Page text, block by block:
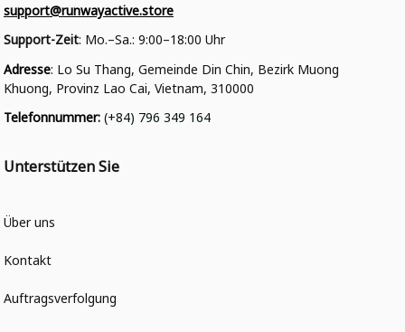
support@runwayactive.store
Support-Zeit: Mo.–Sa.: 9:00–18:00 Uhr
Adresse: Lo Su Thang, Gemeinde Din Chin, Bezirk Muong
Khuong, Provinz Lao Cai, Vietnam, 310000
Telefonnummer: (+84) 796 349 164
Unterstützen Sie
Über uns
Kontakt
Auftragsverfolgung